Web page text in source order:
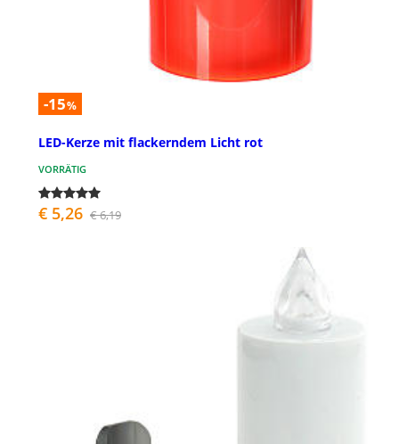
-15%
LED-Kerze mit flackerndem Licht rot
VORRÄTIG
€ 5,26 € 6,19